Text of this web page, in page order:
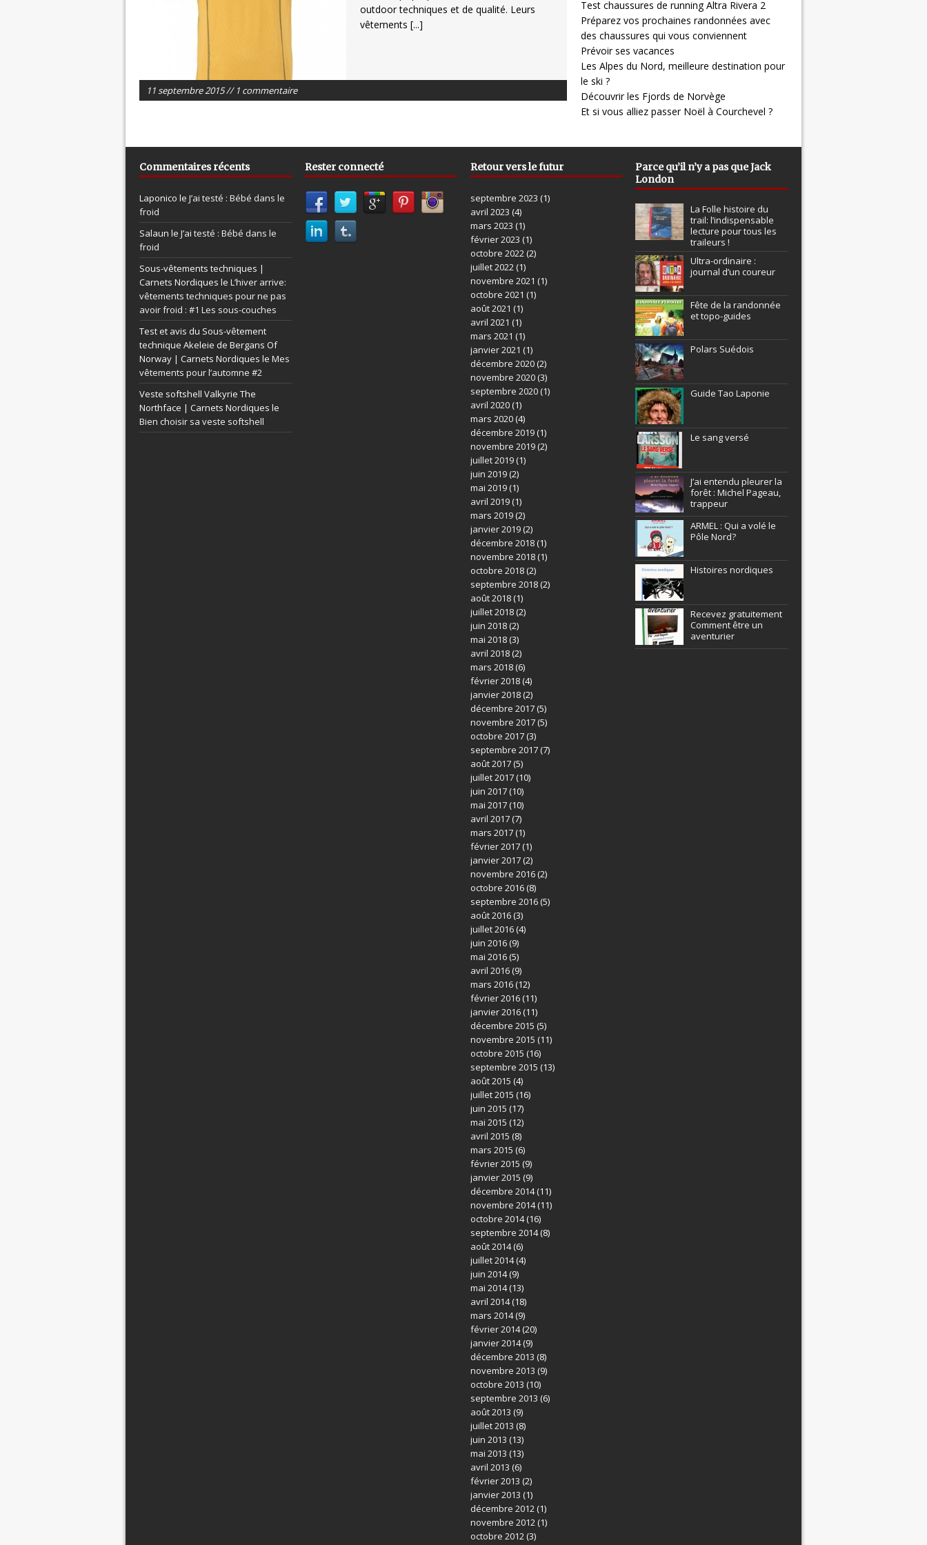
outdoor techniques et de qualité. Leurs
vêtements [...]
11 septembre 2015 // 1 commentaire
Test chaussures de running Altra Rivera 2
Préparez vos prochaines randonnées avec
des chaussures qui vous conviennent
Prévoir ses vacances
Les Alpes du Nord, meilleure destination pour
le ski ?
Découvrir les Fjords de Norvège
Et si vous alliez passer Noël à Courchevel ?
Commentaires récents
Laponico le J’ai testé : Bébé dans le
froid
Salaun le J’ai testé : Bébé dans le
froid
Sous-vêtements techniques |
Carnets Nordiques le L’hiver arrive:
vêtements techniques pour ne pas
avoir froid : #1 Les sous-couches
Test et avis du Sous-vêtement
technique Akeleie de Bergans Of
Norway | Carnets Nordiques le Mes
vêtements pour l’automne #2
Veste softshell Valkyrie The
Northface | Carnets Nordiques le
Bien choisir sa veste softshell
Rester connecté Retour vers le futur
septembre 2023 (1)
avril 2023 (4)
mars 2023 (1)
février 2023 (1)
octobre 2022(2)
juillet 2022(1)
novembre 2021 (1)
octobre 2021 (1)
août 2021 (1)
avril 2021 (1)
mars 2021 (1)
janvier 2021 (1)
décembre 2020(2)
novembre 2020(3)
septembre 2020(1)
avril 2020(1)
mars 2020(4)
décembre 2019(1)
novembre 2019(2)
juillet 2019(1)
juin 2019(2)
mai 2019(1)
avril 2019(1)
mars 2019(2)
janvier 2019(2)
décembre 2018(1)
novembre 2018(1)
octobre 2018(2)
septembre 2018(2)
août 2018(1)
juillet 2018(2)
juin 2018(2)
mai 2018(3)
avril 2018(2)
mars 2018(6)
février 2018(4)
janvier 2018(2)
décembre 2017(5)
novembre 2017(5)
octobre 2017(3)
septembre 2017(7)
août 2017(5)
juillet 2017(10)
juin 2017(10)
mai 2017(10)
avril 2017(7)
mars 2017(1)
février 2017(1)
janvier 2017(2)
novembre 2016(2)
octobre 2016(8)
septembre 2016(5)
août 2016(3)
juillet 2016(4)
juin 2016(9)
mai 2016(5)
avril 2016(9)
mars 2016(12)
février 2016(11)
janvier 2016(11)
décembre 2015 (5)
novembre 2015 (11)
octobre 2015 (16)
septembre 2015 (13)
août 2015 (4)
juillet 2015 (16)
juin 2015 (17)
mai 2015 (12)
avril 2015 (8)
mars 2015 (6)
février 2015 (9)
janvier 2015 (9)
décembre 2014(11)
novembre 2014(11)
octobre 2014(16)
septembre 2014(8)
août 2014(6)
juillet 2014(4)
juin 2014(9)
mai 2014(13)
avril 2014(18)
mars 2014(9)
février 2014(20)
janvier 2014(9)
décembre 2013 (8)
novembre 2013 (9)
octobre 2013 (10)
septembre 2013 (6)
août 2013 (9)
juillet 2013 (8)
juin 2013 (13)
mai 2013 (13)
avril 2013 (6)
février 2013 (2)
janvier 2013 (1)
décembre 2012(1)
novembre 2012(1)
octobre 2012(3)
Parce qu’il n’y a pas que Jack
London
La Folle histoire du
trail: l’indispensable
lecture pour tous les
traileurs !
Ultra-ordinaire :
journal d’un coureur
Fête de la randonnée
et topo-guides
Polars Suédois
Guide Tao Laponie
Le sang versé
J’ai entendu pleurer la
forêt : Michel Pageau,
trappeur
ARMEL : Qui a volé le
Pôle Nord?
Histoires nordiques
Recevez gratuitement
Comment être un
aventurier